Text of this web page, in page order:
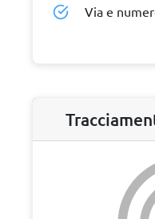
Via e